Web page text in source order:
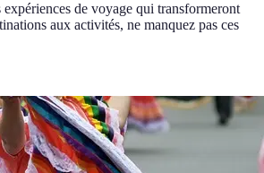
de voyage qui transformeront
aux activités, ne manquez pas ces